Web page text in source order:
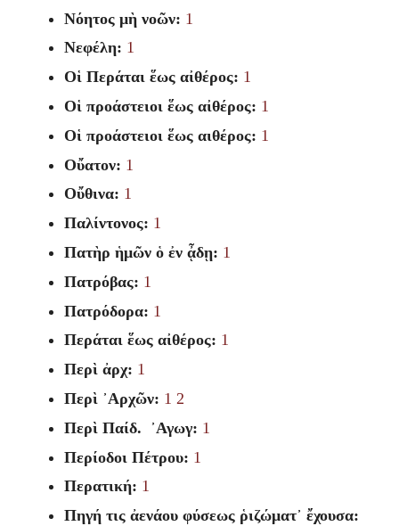
Νόητος μὴ νοῶν: 1
Νεφέλη: 1
Οἱ Περάται ἕως αἰθέρος: 1
Οἱ προάστειοι ἕως αἰθέρος: 1
Οἱ προάστειοι ἕως αιθέρος: 1
Οὔατον: 1
Οὔθινα: 1
Παλίντονος: 1
Πατὴρ ἡμῶν ὁ ἐν ᾆδῃ: 1
Πατρόβας: 1
Πατρόδορα: 1
Περάται ἕως αἰθέρος: 1
Περὶ ἀρχ: 1
Περὶ ᾽Αρχῶν: 1 2
Περὶ Παίδ. ᾽Αγωγ: 1
Περίοδοι Πέτρου: 1
Περατική: 1
Πηγή τις ἀενάου φύσεως ῥιζώματ᾽ ἔχουσα: